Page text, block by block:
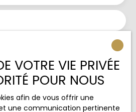
de mes données
au RGPD. Si vous ne
l'objet de prospection
téléphonique, vous pouvez
VOTRE VIE PRIVÉE
POUR NOUS
afin de vous offrir une
une communication pertinente